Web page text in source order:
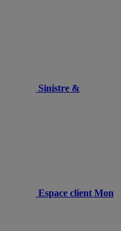
Sinistre &
Espace client Mon